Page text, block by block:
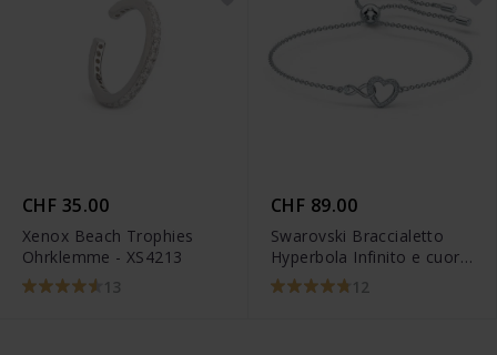
CHF 35.00
Xenox Beach Trophies
Ohrklemme - XS4213
13
CHF 89.00
Swarovski Braccialetto
Hyperbola Infinito e cuore
Bianco Placcato rodio -
5524421
12